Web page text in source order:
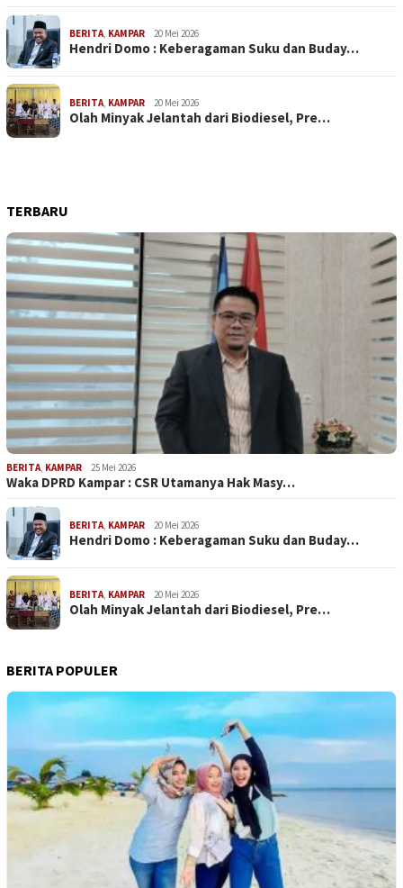
BERITA KAMPAR 20 Mei 2026
Hendri Domo : Keberagaman Suku dan Buday…
BERITA KAMPAR 20 Mei 2026
Olah Minyak Jelantah dari Biodiesel, Pre…
TERBARU
BERITA KAMPAR 25 Mei 2026
Waka DPRD Kampar : CSR Utamanya Hak Masy…
BERITA KAMPAR 20 Mei 2026
Hendri Domo : Keberagaman Suku dan Buday…
BERITA KAMPAR 20 Mei 2026
Olah Minyak Jelantah dari Biodiesel, Pre…
BERITA POPULER